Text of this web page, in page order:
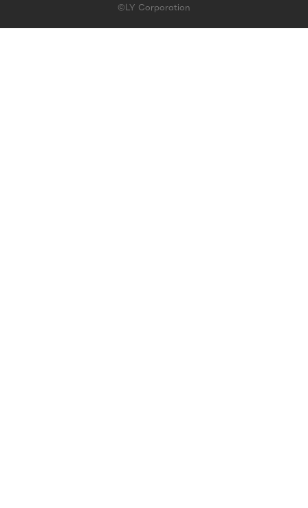
©LY Corporation
このコンテンツは掲載が終了しました | LINE占い